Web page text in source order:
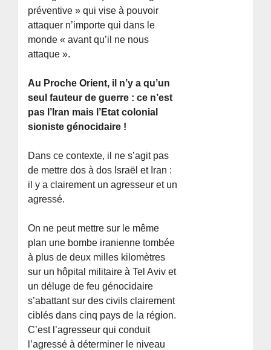
préventive » qui vise à pouvoir
attaquer n’importe qui dans le
monde « avant qu’il ne nous
attaque ».
Au Proche Orient, il n’y a qu’un
seul fauteur de guerre : ce n’est
pas l’Iran mais l’Etat colonial
sioniste génocidaire !
Dans ce contexte, il ne s’agit pas
de mettre dos à dos Israël et Iran :
il y a clairement un agresseur et un
agressé.
On ne peut mettre sur le même
plan une bombe iranienne tombée
à plus de deux milles kilomètres
sur un hôpital militaire à Tel Aviv et
un déluge de feu génocidaire
s’abattant sur des civils clairement
ciblés dans cinq pays de la région.
C’est l’agresseur qui conduit
l’agressé à déterminer le niveau